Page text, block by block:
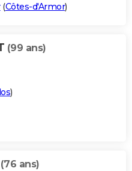
(Côtes-d'Armor)
(99 ans)
)
(76 ans)